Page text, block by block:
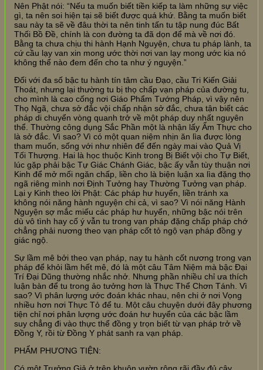
Nên Phật nói: “Nếu ta muốn biết tiền kiếp ta làm những sự việc
gì, ta nên soi hiện tại sẽ biết được quá khứ. Bằng ta muốn biết
sau này ta sẽ về đâu thời ta nên tinh tấn tu tập nung đúc Bất
Thối Bồ Đề, chính là con đường ta đã dọn để mà về nơi đó.
Bằng ta chưa chịu thi hành Hạnh Nguyện, chưa tu pháp lành, ta
cứ cầu lạy van xin mong ước thời nơi van lạy mong ước kia nó
không thể nào đem đến cho ta như ý nguyện.”
Đối với đa số bậc tu hành tín tâm cầu Đạo, cầu Tri Kiến Giải
Thoát, nhưng lại thường tu bị thọ chấp vạn pháp của đường tu,
cho mình là cao cống nơi Giáo Phẩm Tướng Pháp, vì vậy nên
Thọ Ngã, chưa sở đắc vội chấp nhận sở đắc, chưa tận biết các
pháp di chuyển vòng quanh trở về một pháp duy nhất nguyên
thể. Thường công dụng Sắc Phần một là nhận lấy Ẩm Thực cho
là sở đắc. Vì sao? Vì có một quan niệm nhịn ăn lìa được lòng
tham muốn, sống với như nhiên để đến ngày mai vào Quả Vị
Tối Thượng. Hai là học thuộc Kinh trong Bị Biết vội cho Tự Biết,
lúc gặp phải bậc Tự Giác Chánh Giác, bậc ấy vẫn tùy thuận nơi
Kinh để mở mối ngăn chấp, liền cho là biện luận xa lìa đặng thọ
ngã riêng mình nơi Định Tưởng hay Thường Tưởng vạn pháp.
Lại y Kinh theo lời Phật: Các pháp hư huyển, liền tránh xa
không nói năng hành nguyện chi cả, vì sao? Vì nói năng Hành
Nguyện sợ mắc miếu các pháp hư huyển, những bậc nói trên
dù vô tình hay cố ý vẫn tu trong vạn pháp đặng chấp pháp chớ
chẳng phải nương theo vạn pháp cốt tỏ ngộ vạn pháp đồng y
giác ngộ.
Sự lầm mê bởi theo vạn pháp, nay tu hành cốt nương trong vạn
pháp để khỏi lầm hết mê, đó là một câu Tâm Niệm mà bậc Đại
Trí Đại Dũng thường nhắc nhở. Nhưng phần nhiều chỉ ưa thích
luận bàn để tu trong ảo tưởng hơn là Thực Thể Chơn Tánh. Vì
sao? Vì phân lượng ước đoán khác nhau, nên chi ở nơi Vọng
nhiều hơn nơi Thực Tỏ để tu. Một câu chuyện dưới đây phương
tiện chỉ nơi phân lượng ước đoán hư huyển của các bậc lầm
suy chẳng đi vào thực thể đồng y trọn biết từ vạn pháp trở về
Đồng Y, rồi từ Đồng Y phát sanh ra vạn pháp.
PHẨM PHƯƠNG TIỆN: